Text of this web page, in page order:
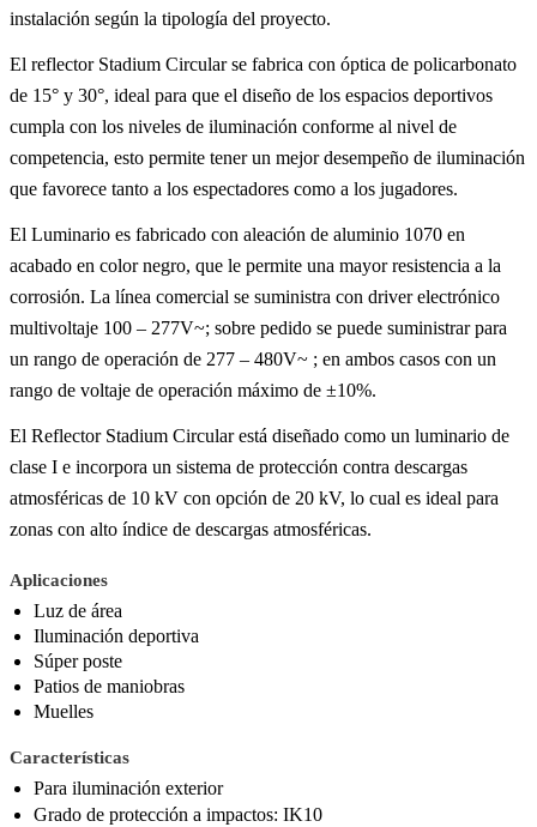
instalación según la tipología del proyecto.
El reflector Stadium Circular se fabrica con óptica de policarbonato
de 15° y 30°, ideal para que el diseño de los espacios deportivos
cumpla con los niveles de iluminación conforme al nivel de
competencia, esto permite tener un mejor desempeño de iluminación
que favorece tanto a los espectadores como a los jugadores.
El Luminario es fabricado con aleación de aluminio 1070 en
acabado en color negro, que le permite una mayor resistencia a la
corrosión. La línea comercial se suministra con driver electrónico
multivoltaje 100 – 277V~; sobre pedido se puede suministrar para
un rango de operación de 277 – 480V~ ; en ambos casos con un
rango de voltaje de operación máximo de ±10%.
El Reflector Stadium Circular está diseñado como un luminario de
clase I e incorpora un sistema de protección contra descargas
atmosféricas de 10 kV con opción de 20 kV, lo cual es ideal para
zonas con alto índice de descargas atmosféricas.
Aplicaciones
Luz de área
Iluminación deportiva
Súper poste
Patios de maniobras
Muelles
Características
Para iluminación exterior
Grado de protección a impactos: IK10